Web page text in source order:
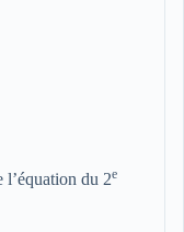
l’équation du 2e